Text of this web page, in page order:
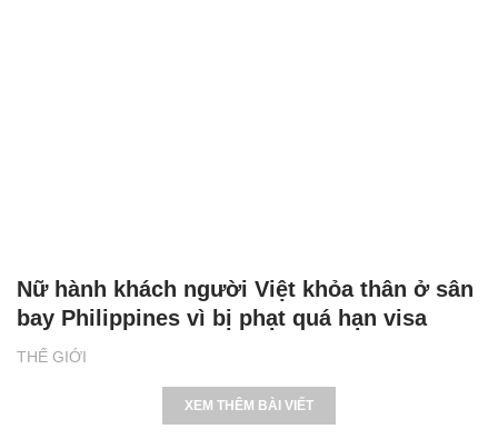
THẾ GIỚI
Nữ hành khách người Việt khỏa thân ở sân
bay Philippines vì bị phạt quá hạn visa
XEM THÊM BÀI VIẾT